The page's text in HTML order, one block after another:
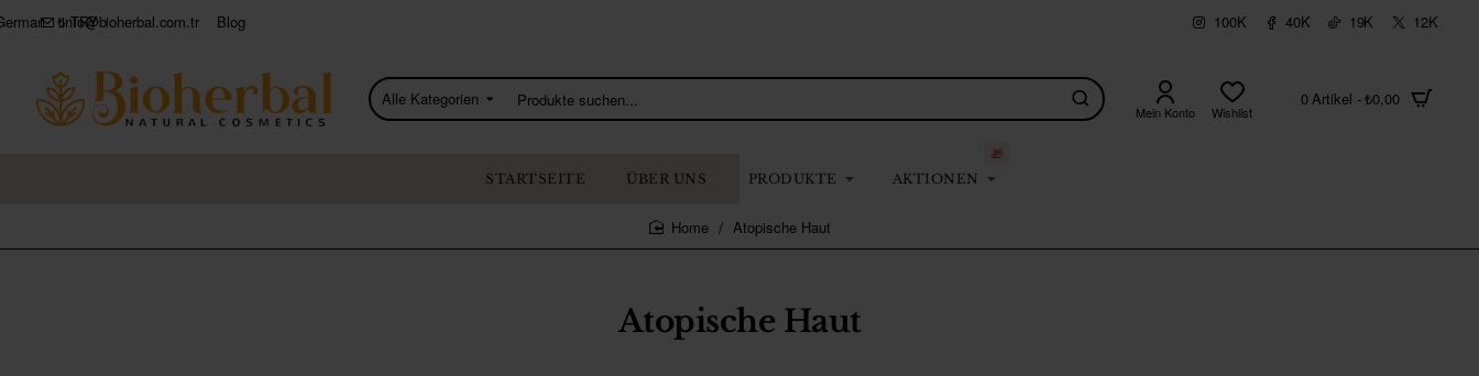
info@bioherbal.com.tr Blog
₺ TRY 100K 40K 19K 12K
Alle Kategorien
Produkte
suchen...
Mein Konto Wishlist
0 Artikel - ₺0,00
STARTSEITE ÜBER UNS PRODUKTE AKTIONEN
🎁
Atopische Haut
Atopische Haut